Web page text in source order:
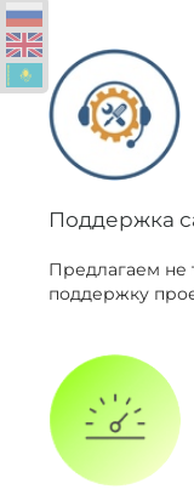
Поддержка
Предлагаем не
поддержку